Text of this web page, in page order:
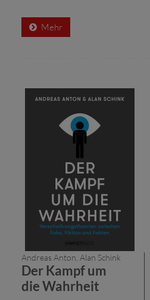
Mehr
Andreas Anton, Alan Schink
Der Kampf um
die Wahrheit